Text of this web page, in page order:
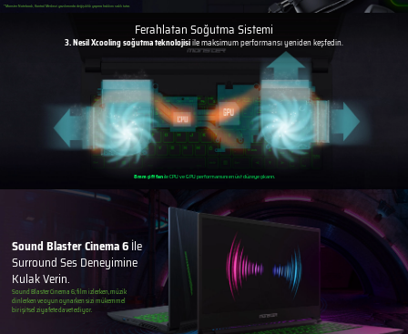
*Monster Notebook, Kontrol Merkezi yazılımında değişiklik yapma hakkını saklı tutar.
Ferahlatan Soğutma Sistemi
3. Nesil Xcooling soğutma teknolojisiile maksimum performansı yeniden keşfedin.
8mm çift fanile CPU ve GPU performansını en üst düzeye çıkarın.
Sound Blaster Cinema 6 İle
Surround Ses Deneyimine
Kulak Verin.
Sound Blaster Cinema 6; film izlerken, müzik
dinlerken ve oyun oynarken sizi mükemmel
bir işitsel ziyafete davet ediyor.